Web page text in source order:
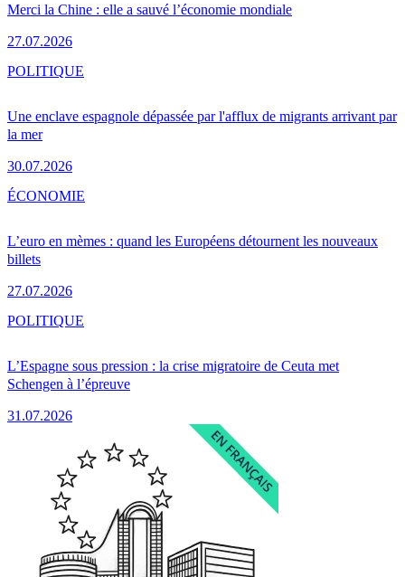
Merci la Chine : elle a sauvé l’économie mondiale
27.07.2026
Une enclave espagnole dépassée par l'afflux de migrants arrivant par
la mer
30.07.2026
POLITIQUE
L’euro en mèmes : quand les Européens détournent les nouveaux
billets
27.07.2026
ÉCONOMIE
L’Espagne sous pression : la crise migratoire de Ceuta met
Schengen à l’épreuve
31.07.2026
POLITIQUE